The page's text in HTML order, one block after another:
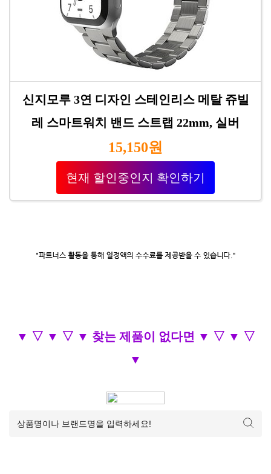
신지모루 3연 디자인 스테인리스 메탈 쥬빌
레 스마트워치 밴드 스트랩 22mm, 실버
15,150원
현재 할인중인지 확인하기
▼ ▽ ▼ ▽ ▼ 찾는 제품이 없다면 ▼ ▽ ▼ ▽
▼